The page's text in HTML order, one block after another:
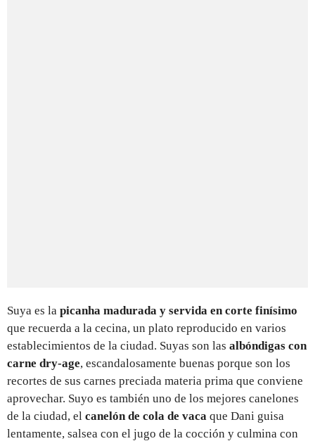
Suya es la picanha madurada y servida en corte finísimo
que recuerda a la cecina, un plato reproducido en varios
establecimientos de la ciudad. Suyas son las albóndigas con
carne dry-age, escandalosamente buenas porque son los
recortes de sus carnes preciada materia prima que conviene
aprovechar. Suyo es también uno de los mejores canelones
de la ciudad, el canelón de cola de vaca que Dani guisa
lentamente, salsea con el jugo de la cocción y culmina con